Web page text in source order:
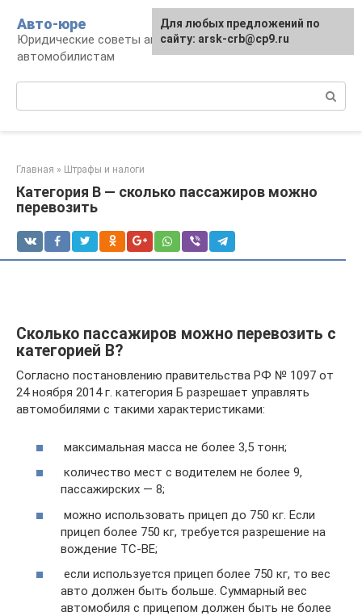
контенту
Авто-юре
Юридические советы автовладельцам и
автомобилистам
Главная » Штрафы и налоги
Категория В — сколько пассажиров можно
перевозить
Сколько пассажиров можно перевозить с
категорией В?
Согласно постановлению правительства РФ № 1097 от
24 ноября 2014 г. категория Б разрешает управлять
автомобилями с такими характеристиками:
максимальная масса не более 3,5 тонн;
количество мест с водителем не более 9,
пассажирских — 8;
можно использовать прицеп до 750 кг. Если
прицеп более 750 кг, требуется разрешение на
вождение ТС-ВЕ;
если используется прицеп более 750 кг, то вес
авто должен быть больше. Суммарный вес
автомобиля с прицепом должен быть не более
Для любых предложений по
сайту: arsk-crb@cp9.ru